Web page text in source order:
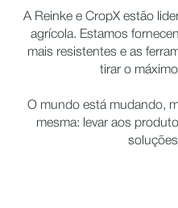
A Reinke e CropX estão
agrícola. Estamos
mais resistentes e as
tirar o
O mundo está mudando,
mesma: levar aos